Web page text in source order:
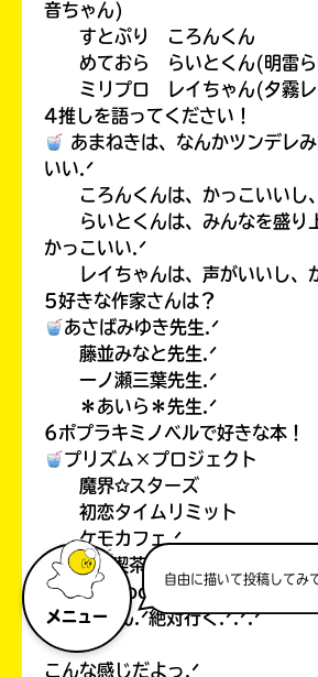
メニュー
自由に描いて投稿してみ
音ちゃん)
すとぷり ころんくん
めておら らいとくん(明雷ら
ミリプロ レイちゃん(夕霧レ
4推しを語ってください！
あまねきは、なんかツンデレ
いい.ᐟ
ころんくんは、かっこいいし
らいとくんは、みんなを盛り上
かっこいい.ᐟ
レイちゃんは、声がいいし、
5好きな作家さんは？
あさばみゆき先生.ᐟ
藤並みなと先生.ᐟ
一ノ瀬三葉先生.ᐟ
＊あいら＊先生.ᐟ
6ポプラキミノベルで好きな本！
プリズム×プロジェクト
魔界✩スターズ
初恋タイムリミット
ケモカフェ.ᐟ
7また、喫茶(カフェでもあるけ
amsea soda」にご来店してい
もちろん.ᐟ絶対行く.ᐟ.ᐟ.ᐟ
こんな感じだよっ.ᐟ